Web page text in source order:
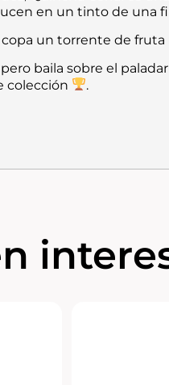
en un tinto de una
un torrente de
pero baila sobre el
colección
.